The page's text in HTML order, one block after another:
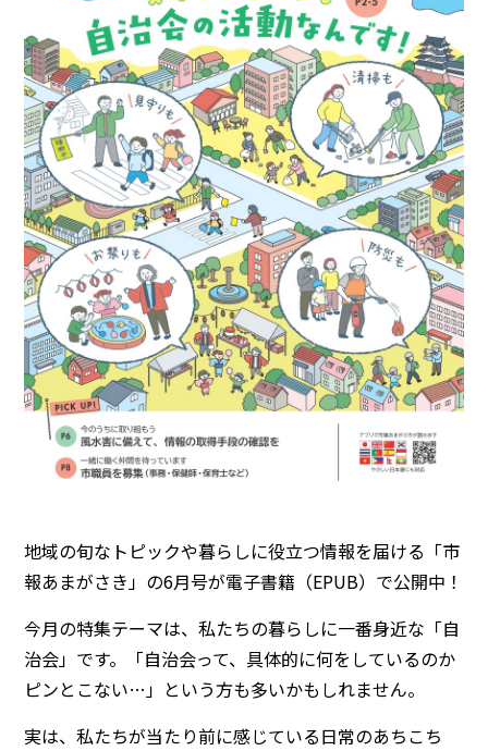
地域の旬なトピックや暮らしに役立つ情報を届ける「市
報あまがさき」の6月号が電子書籍（EPUB）で公開中！
今月の特集テーマは、私たちの暮らしに一番身近な「自
治会」です。「自治会って、具体的に何をしているのか
ピンとこない…」という方も多いかもしれません。
実は、私たちが当たり前に感じている日常のあちこち